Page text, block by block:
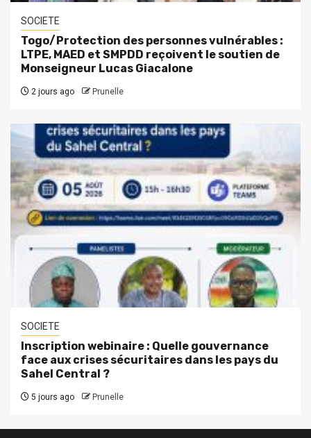
SOCIETE
Togo/Protection des personnes vulnérables :
LTPE, MAED et SMPDD reçoivent le soutien de
Monseigneur Lucas Giacalone
2 jours ago Prunelle
SOCIETE
Inscription webinaire : Quelle gouvernance
face aux crises sécuritaires dans les pays du
Sahel Central ?
5 jours ago Prunelle